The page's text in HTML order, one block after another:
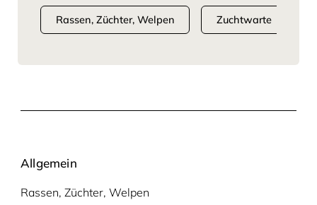
Rassen, Züchter, Welpen Zuchtwarte
Allgemein
Rassen, Züchter, Welpen